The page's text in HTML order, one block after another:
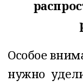
Особое
нужно